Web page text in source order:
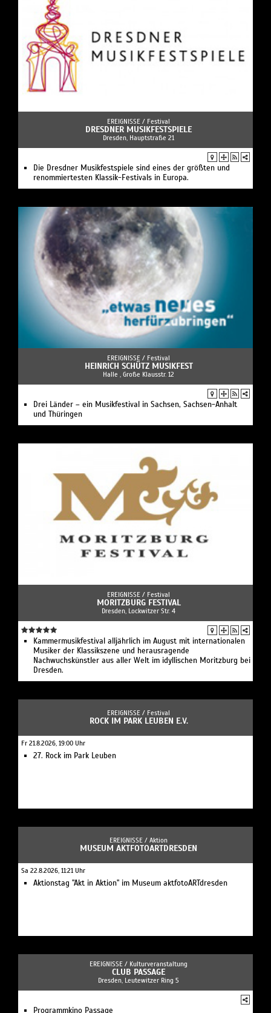
EREIGNISSE / Festival
DRESDNER MUSIKFESTSPIELE
Dresden, Hauptstraße 21
Die Dresdner Musikfestspiele sind eines der größten und
renommiertesten Klassik-Festivals in Europa.
EREIGNISSE / Festival
HEINRICH SCHÜTZ MUSIKFEST
Halle , Große Klausstr. 12
Drei Länder – ein Musikfestival in Sachsen, Sachsen-Anhalt
und Thüringen
EREIGNISSE / Festival
MORITZBURG FESTIVAL
Dresden, Lockwitzer Str. 4
Kammermusikfestival alljährlich im August mit internationalen
Musiker der Klassikszene und herausragende
Nachwuchskünstler aus aller Welt im idyllischen Moritzburg bei
Dresden.
EREIGNISSE / Festival
ROCK IM PARK LEUBEN E.V.
Fr 21.8.2026, 19:00 Uhr
27. Rock im Park Leuben
EREIGNISSE / Aktion
MUSEUM AKTFOTOARTDRESDEN
Sa 22.8.2026, 11:21 Uhr
Aktionstag "Akt in Aktion" im Museum aktfotoARTdresden
EREIGNISSE / Kulturveranstaltung
CLUB PASSAGE
Dresden, Leutewitzer Ring 5
Programmkino Passage